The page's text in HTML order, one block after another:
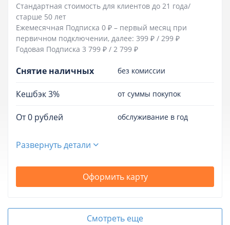
Стандартная стоимость для клиентов до 21 года/
старше 50 лет
Ежемесячная Подписка 0 ₽ – первый месяц при
первичном подключении, далее: 399 ₽ / 299 ₽
Годовая Подписка 3 799 ₽ / 2 799 ₽
Снятие наличных без комиссии
Кешбэк 3% от суммы покупок
От 0 рублей обслуживание в год
Развернуть детали
Оформить карту
Смотреть еще